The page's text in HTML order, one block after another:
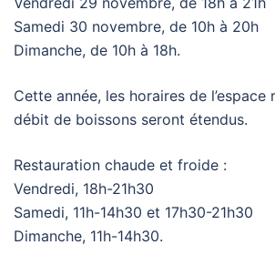
Samedi 30 novembre, de 10h à 20h
Dimanche, de 10h à 18h.
Cette année, les horaires de l’espace
débit de boissons seront étendus.
Restauration chaude et froide :
Vendredi, 18h-21h30
Samedi, 11h-14h30 et 17h30-21h30
Dimanche, 11h-14h30.